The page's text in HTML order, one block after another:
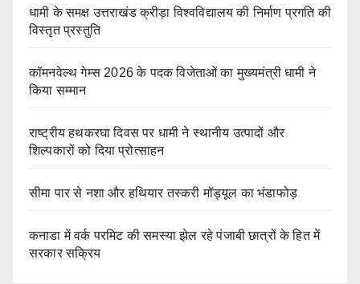
धामी के समक्ष उत्तराखंड क्रीड़ा विश्वविद्यालय की निर्माण प्रगति की
विस्तृत प्रस्तुति
कॉमनवेल्थ गेम्स 2026 के पदक विजेताओं का मुख्यमंत्री धामी ने
किया सम्मान
राष्ट्रीय हथकरघा दिवस पर धामी ने स्थानीय उत्पादों और
शिल्पकारों को दिया प्रोत्साहन
सीमा पार से नशा और हथियार तस्करी मॉड्यूल का भंडाफोड़
कनाडा में वर्क परमिट की समस्या झेल रहे पंजाबी छात्रों के हित में
सरकार सक्रिय